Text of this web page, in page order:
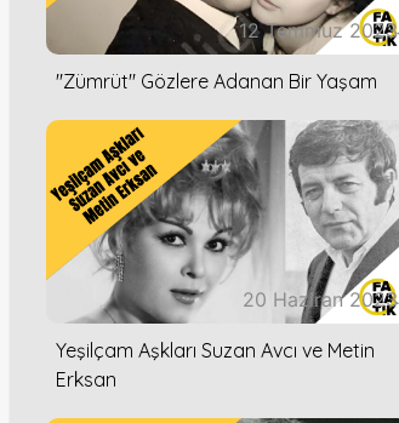
12 Temmuz 2023
''Zümrüt'' Gözlere Adanan Bir Yaşam
20 Haziran 2023
Yeşilçam Aşkları Suzan Avcı ve Metin
Erksan